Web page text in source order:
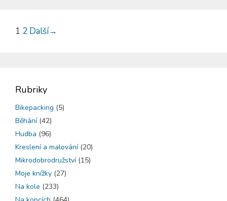
1 2 Další→
Rubriky
Bikepacking (5)
Běhání(42)
Hudba (96)
Kreslení a malování(20)
Mikrodobrodružství(15)
Moje knížky (27)
Na kole (233)